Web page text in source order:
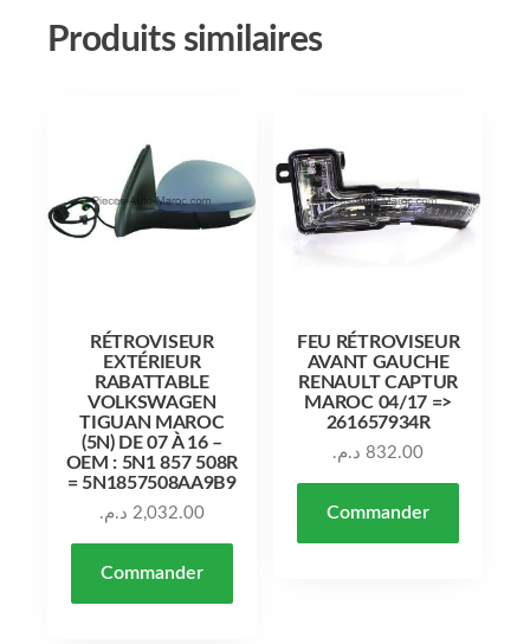
Produits similaires
RÉTROVISEUR
EXTÉRIEUR
RABATTABLE
VOLKSWAGEN
TIGUAN MAROC
(5N) DE 07 À 16 –
OEM : 5N1 857 508R
= 5N1857508AA9B9
2,032.00 د.م.
Commander
FEU RÉTROVISEUR
AVANT GAUCHE
RENAULT CAPTUR
MAROC 04/17 =>
261657934R
832.00 د.م.
Commander